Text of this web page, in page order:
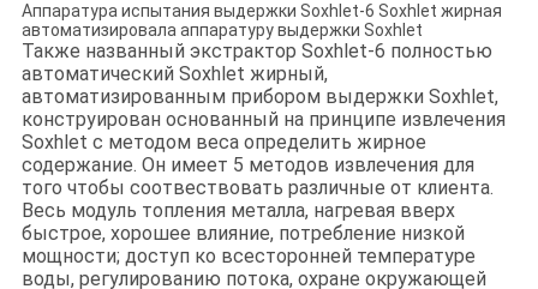
Аппаратура испытания выдержки Soxhlet-6 Soxhlet жирная
автоматизировала аппаратуру выдержки Soxhlet
Также названный экстрактор Soxhlet-6 полностью
автоматический Soxhlet жирный,
автоматизированным прибором выдержки Soxhlet,
конструирован основанный на принципе извлечения
Soxhlet с методом веса определить жирное
содержание. Он имеет 5 методов извлечения для
того чтобы соотвествовать различные от клиента.
Весь модуль топления металла, нагревая вверх
быстрое, хорошее влияние, потребление низкой
мощности; доступ ко всесторонней температуре
воды, регулированию потока, охране окружающей